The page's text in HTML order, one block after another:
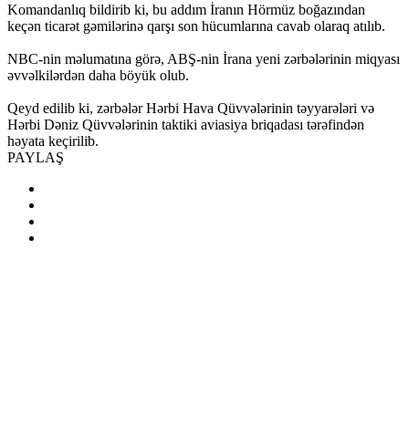
Komandanlıq bildirib ki, bu addım İranın Hörmüz boğazından
keçən ticarət gəmilərinə qarşı son hücumlarına cavab olaraq atılıb.
NBC-nin məlumatına görə, ABŞ-nin İrana yeni zərbələrinin miqyası
əvvəlkilərdən daha böyük olub.
Qeyd edilib ki, zərbələr Hərbi Hava Qüvvələrinin təyyarələri və
Hərbi Dəniz Qüvvələrinin taktiki aviasiya briqadası tərəfindən
həyata keçirilib.
PAYLAŞ